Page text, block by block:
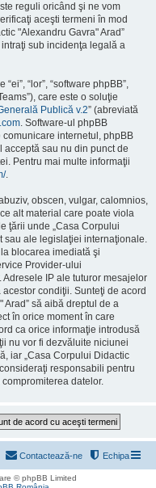
reguli oricând şi ne vom
aceşti termeni în mod
"Alexandru Gavra" Arad”
sub incidenţa legală a
“lor”, “software phpBB”,
care este o soluţie
Publică v.2” (abreviată
. Software-ul phpBB
internetul, phpBB
acceptă sau nu din punct de
Pentru mai multe informaţii
.
obscen, vulgar, calomnios,
alt material care poate viola
ţării unde „Casa Corpului
sau ale legislaţiei internaţionale.
blocarea imediată şi
Provider-ului
IP ale tuturor mesajelor
condiţii. Sunteţi de acord
Arad” să aibă dreptul de a
în orice moment în care
ca orice informaţie introdusă
nu vor fi dezvăluite niciunei
iar „Casa Corpului Didactic
responsabili pentru
datelor.
Echipa
Contactează-ne
© phpBB Limited